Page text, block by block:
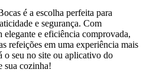
é a escolha perfeita para
e segurança. Com
e eficiência comprovada,
refeições em uma experiência mais
o seu no site ou aplicativo do
sua cozinha!